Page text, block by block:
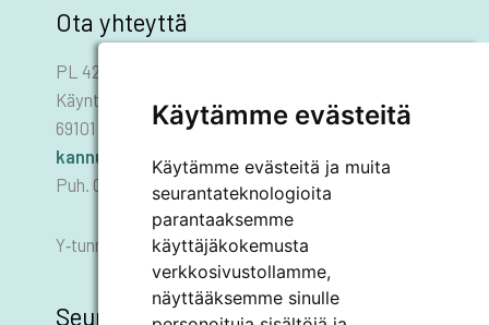
Käytämme evästeitä
Käytämme evästeitä ja muita
seurantateknologioita
parantaaksemme
käyttäjäkokemusta
verkkosivustollamme,
näyttääksemme sinulle
Ota yhteyttä
PL 42
Käyntiosoite: Asematie 1
69101 KANNUS
kannus.kaupunki@kannus.ﬁ
Puh. 06 8745 111
Y‑tunnus 0178455–6
Seuraa meitä